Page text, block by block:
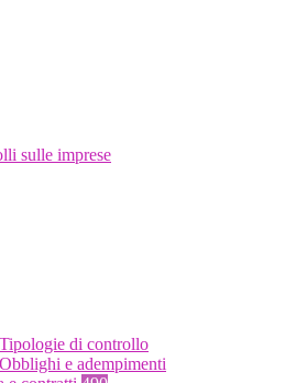
sulle imprese
Tipologie di controllo
Obblighi e adempimenti